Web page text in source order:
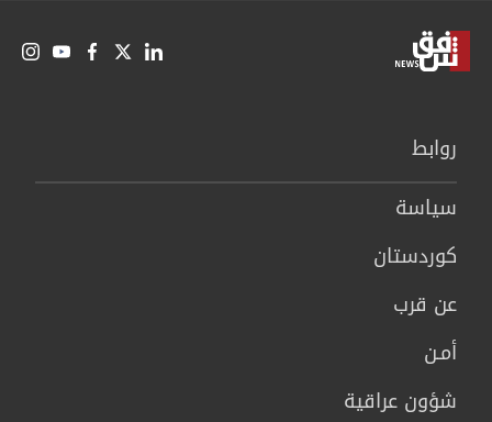
روابط
سیاسة
كوردستان
عن قرب
أمـن
شؤون عراقية